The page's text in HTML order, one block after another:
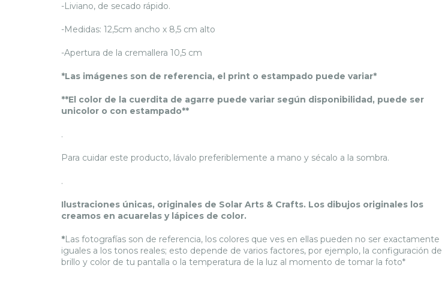
-Liviano, de secado rápido.
-Medidas: 12,5cm ancho x 8,5 cm alto
-Apertura de la cremallera 10,5 cm
*Las imágenes son de referencia, el print o estampado puede variar*
**El color de la cuerdita de agarre puede variar según disponibilidad, puede ser
unicolor o con estampado**
.
Para cuidar este producto, lávalo preferiblemente a mano y sécalo a la sombra.
.
Ilustraciones únicas, originales de Solar Arts & Crafts. Los dibujos originales los
creamos en acuarelas y lápices de color.
*Las fotografías son de referencia, los colores que ves en ellas pueden no ser exactamente
iguales a los tonos reales; esto depende de varios factores, por ejemplo, la configuración de
brillo y color de tu pantalla o la temperatura de la luz al momento de tomar la foto*